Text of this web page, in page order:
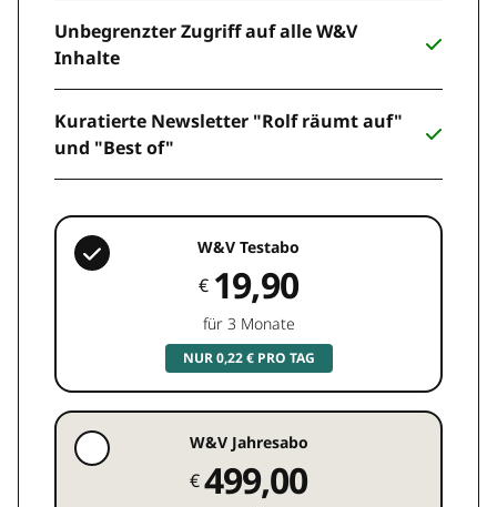
Unbegrenzter Zugriff auf alle W&V
Inhalte
Kuratierte Newsletter "Rolf räumt auf"
und "Best of"
W&V Testabo
€ 19,90
für 3 Monate
NUR 0,22 € PRO TAG
W&V Jahresabo
€499,00